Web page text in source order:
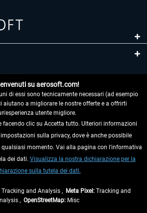
su aerosoft.com!
di essi sono tecnicamente necessari (ad esempio
aiutano a migliorare le nostre offerte e a offrirti
utente migliore.
facendo clic su Accetta tutto. Ulteriori informazioni
sulla privacy, dove è anche possibile
momento. Vai alla pagina con l'informativa
dei dati. Visualizza la nostra dichiarazione per la
sulla tutela dei dati.
Tracking and Analysis , Meta Pixel: Tracking and
, OpenStreetMap:Misc